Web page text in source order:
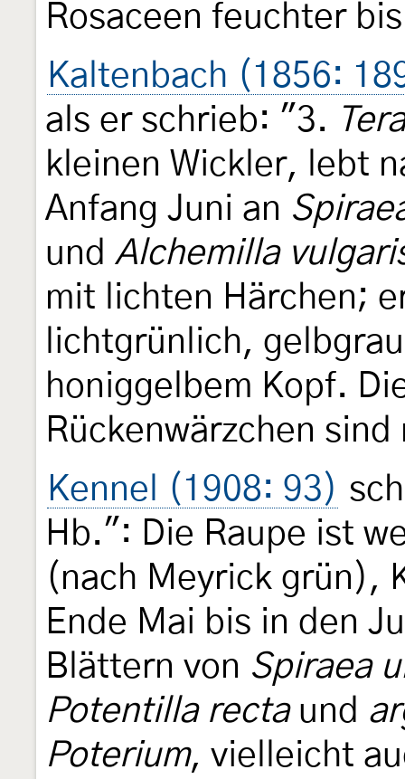
Rosaceen feuchter
Kaltenbach (1856:
als er schrieb: "3.
kleinen Wickler, lebt
Anfang Juni an
und Alchemilla
mit lichten Härchen;
lichtgrünlich,
honiggelbem Kopf.
Rückenwärzchen
Kennel (1908: 93)
Hb.": Die Raupe ist
(nach Meyrick grün),
Ende Mai bis in den
Blättern von Spiraea
Potentilla rectaund
Poterium, vielleicht